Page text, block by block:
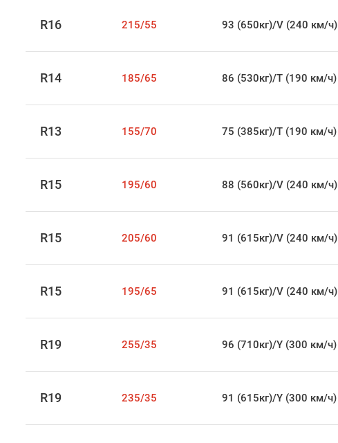
R16 215/55 93 (650кг)/V (240 км/ч)
R14 185/65 86 (530кг)/T (190 км/ч)
R13 155/70 75 (385кг)/T (190 км/ч)
R15 195/60 88 (560кг)/V (240 км/ч)
R15 205/60 91 (615кг)/V (240 км/ч)
R15 195/65 91 (615кг)/V (240 км/ч)
R19 255/35 96 (710кг)/Y (300 км/ч)
R19 235/35 91 (615кг)/Y (300 км/ч)